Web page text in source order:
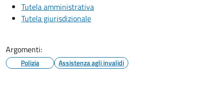
Tutela amministrativa
Tutela giurisdizionale
Argomenti:
Polizia Assistenza agli invalidi